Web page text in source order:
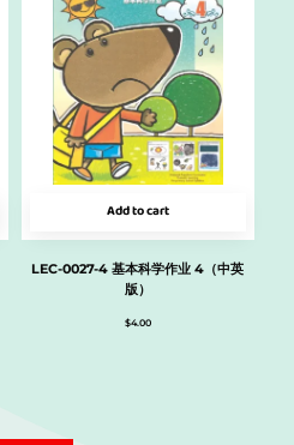
Add to cart
LEC-0027-4 基本科学作业 4（中英
版）
$4.00